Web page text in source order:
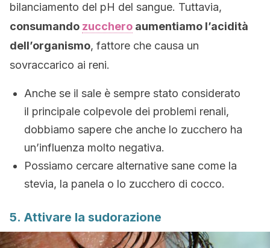
bilanciamento del pH del sangue. Tuttavia,
consumando zucchero aumentiamo l’acidità
dell’organismo, fattore che causa un
sovraccarico ai reni.
Anche se il sale è sempre stato considerato
il principale colpevole dei problemi renali,
dobbiamo sapere che anche lo zucchero ha
un’influenza molto negativa.
Possiamo cercare alternative sane come la
stevia, la panela o lo zucchero di cocco.
5. Attivare la sudorazione